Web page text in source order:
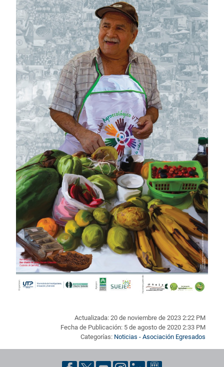
Actualizada: 20 de noviembre de 2023 2:22 PM
Fecha de Publicación: 5 de agosto de 2020 2:33 PM
Categorías: Noticias - Asociación Egresados
Pie de página con información de contacto, redes sociales y